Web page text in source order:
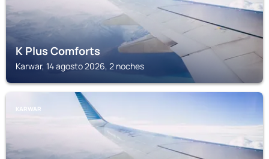
K Plus Comforts
Karwar, 14 agosto 2026, 2 noches
KARWAR